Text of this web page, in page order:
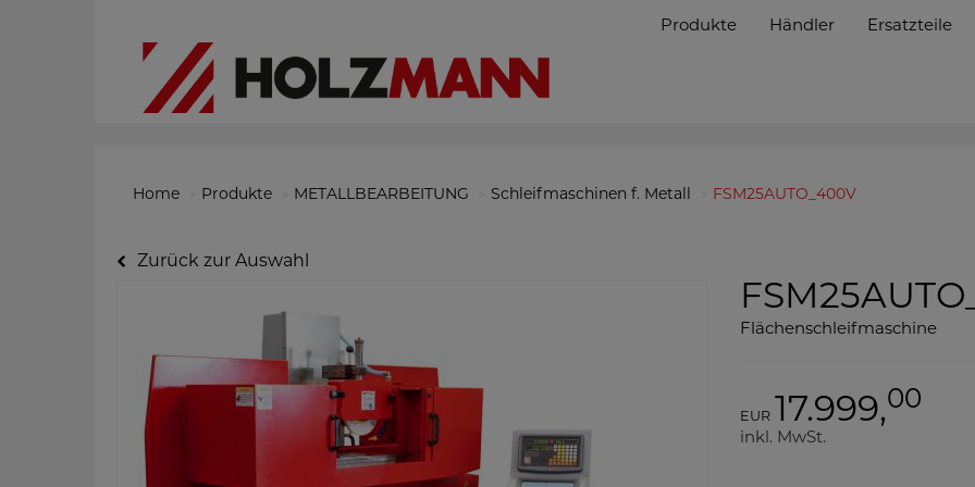
Produkte Händler Ersatzteile
Home Produkte METALLBEARBEITUNG Schleifmaschinen f. Metall FSM25AUTO_400V
Zurück zur Auswahl
Flächenschleifmaschine
EUR 17.999,00
inkl. MwSt.